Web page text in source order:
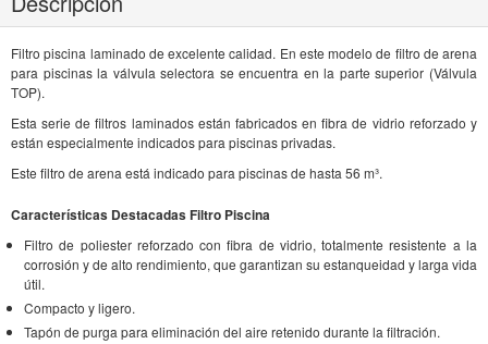
Filtro piscina laminado de excelente calidad. En este modelo de filtro de arena
para piscinas la válvula selectora se encuentra en la parte superior (Válvula
TOP).
Esta serie de filtros laminados están fabricados en fibra de vidrio reforzado y
están especialmente indicados para piscinas privadas.
Este filtro de arena está indicado para piscinas de hasta 56 m³.
Características Destacadas Filtro Piscina
Filtro de poliester reforzado con fibra de vidrio, totalmente resistente a la
corrosión y de alto rendimiento, que garantizan su estanqueidad y larga vida
útil.
Compacto y ligero.
Tapón de purga para eliminación del aire retenido durante la filtración.